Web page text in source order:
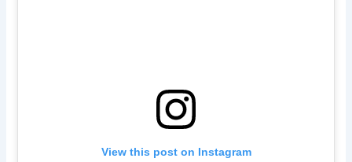
View this post on Instagram